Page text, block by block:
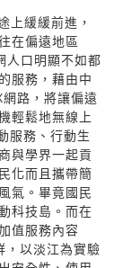
上緩緩前進，
在偏遠地區
人口明顯不如都
服務，藉由中
路，將讓偏遠
輕鬆地無線上
服務、行動生
與學界一起貢
化而且攜帶簡
氣。畢竟國民
科技島。而在
值服務內容
，以淡江為實驗